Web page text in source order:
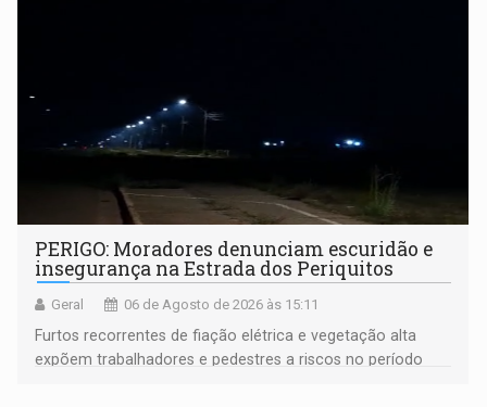
PERIGO: Moradores denunciam escuridão e
insegurança na Estrada dos Periquitos
Geral 06 de Agosto de 2026 às 15:11
Furtos recorrentes de fiação elétrica e vegetação alta
expõem trabalhadores e pedestres a riscos no período